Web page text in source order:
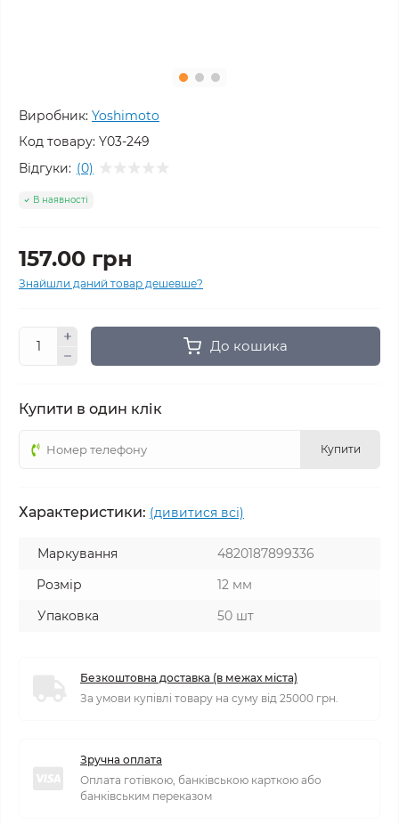
Виробник: Yoshimoto
Код товару: Y03-249
Відгуки: (0)
В наявності
157.00 грн
Знайшли даний товар дешевше?
До кошика
Купити в один клік
Купити
Характеристики: (дивитися всі)
Маркування
4820187899336
Розмір
12 мм
Упаковка
50 шт
Безкоштовна доставка (в межах міста)
За умови купівлі товару на суму від 25000 грн.
Зручна оплата
Оплата готівкою, банківською карткою або
банківським переказом